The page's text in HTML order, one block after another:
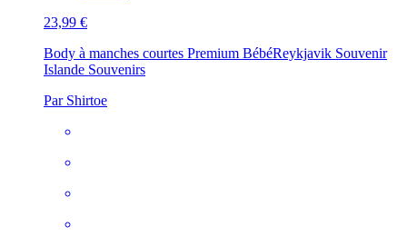
23,99 €
Body à manches courtes Premium BébéReykjavik Souvenir
Islande Souvenirs
Par Shirtoe